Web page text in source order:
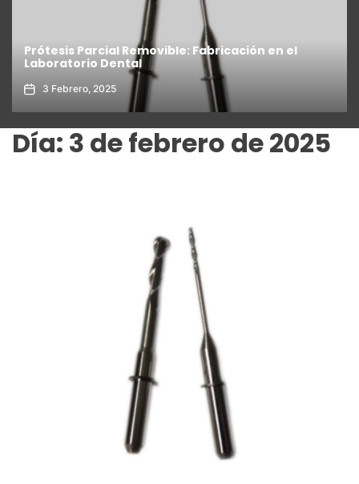
Prótesis Parcial Removible: Fabricación en el
Laboratorio Dental
3 Febrero, 2025
Día: 3 de febrero de 2025